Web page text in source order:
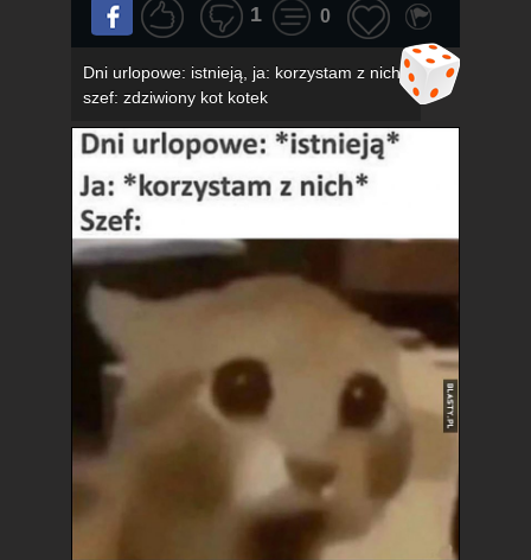
1 0
Dni urlopowe: istnieją, ja: korzystam z nich,
szef: zdziwiony kot kotek